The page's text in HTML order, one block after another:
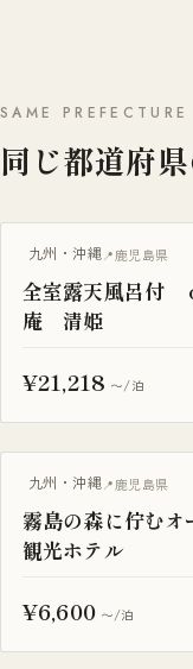
SAME PREFECTURE
同じ都道府
露天風呂付き客室
九州・沖縄 鹿児島県
全室露天風呂付
庵 清姫
¥21,218 〜/泊
九州・沖縄 鹿児島県
霧島の森に佇む
観光ホテル
¥6,600 〜/泊